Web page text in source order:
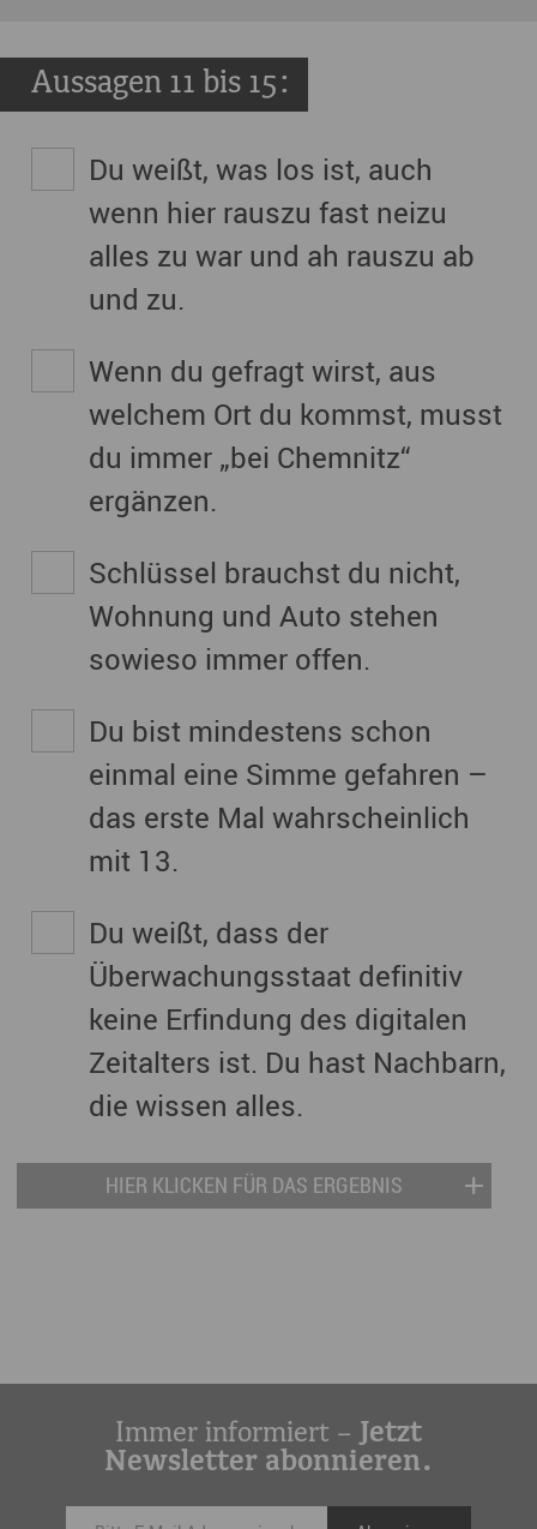
Aussagen 11 bis 15:
Du weißt, was los ist, auch
wenn hier rauszu fast neizu
alles zu war und ah rauszu ab
und zu.
Wenn du gefragt wirst, aus
welchem Ort du kommst, musst
du immer „bei Chemnitz“
ergänzen.
Schlüssel brauchst du nicht,
Wohnung und Auto stehen
sowieso immer offen.
Du bist mindestens schon
einmal eine Simme gefahren –
das erste Mal wahrscheinlich
mit 13.
Du weißt, dass der
Überwachungsstaat definitiv
keine Erfindung des digitalen
Zeitalters ist. Du hast Nachbarn,
die wissen alles.
HIER KLICKEN FÜR DAS ERGEBNIS
Immer informiert – Jetzt
Newsletter abonnieren.